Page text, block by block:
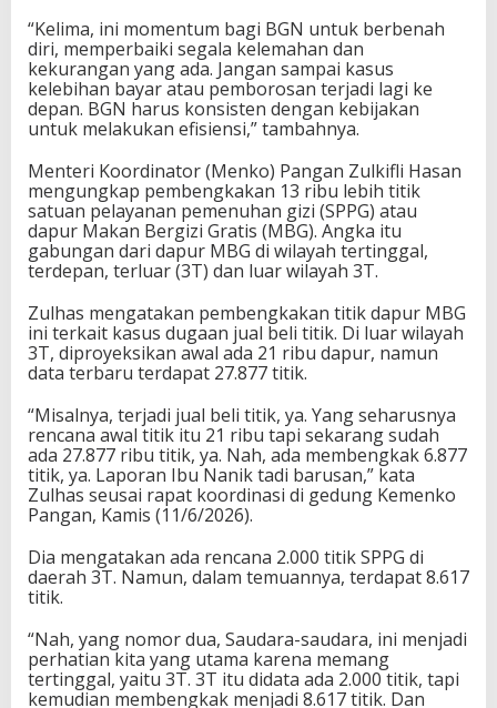
“Kelima, ini momentum bagi BGN untuk berbenah
diri, memperbaiki segala kelemahan dan
kekurangan yang ada. Jangan sampai kasus
kelebihan bayar atau pemborosan terjadi lagi ke
depan. BGN harus konsisten dengan kebijakan
untuk melakukan efisiensi,” tambahnya.
Menteri Koordinator (Menko) Pangan Zulkifli Hasan
mengungkap pembengkakan 13 ribu lebih titik
satuan pelayanan pemenuhan gizi (SPPG) atau
dapur Makan Bergizi Gratis (MBG). Angka itu
gabungan dari dapur MBG di wilayah tertinggal,
terdepan, terluar (3T) dan luar wilayah 3T.
Zulhas mengatakan pembengkakan titik dapur MBG
ini terkait kasus dugaan jual beli titik. Di luar wilayah
3T, diproyeksikan awal ada 21 ribu dapur, namun
data terbaru terdapat 27.877 titik.
“Misalnya, terjadi jual beli titik, ya. Yang seharusnya
rencana awal titik itu 21 ribu tapi sekarang sudah
ada 27.877 ribu titik, ya. Nah, ada membengkak 6.877
titik, ya. Laporan Ibu Nanik tadi barusan,” kata
Zulhas seusai rapat koordinasi di gedung Kemenko
Pangan, Kamis (11/6/2026).
Dia mengatakan ada rencana 2.000 titik SPPG di
daerah 3T. Namun, dalam temuannya, terdapat 8.617
titik.
“Nah, yang nomor dua, Saudara-saudara, ini menjadi
perhatian kita yang utama karena memang
tertinggal, yaitu 3T. 3T itu didata ada 2.000 titik, tapi
kemudian membengkak menjadi 8.617 titik. Dan